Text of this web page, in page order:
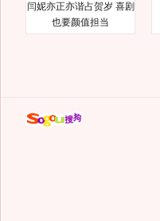
闫妮亦正亦谐占贺岁 喜剧
也要颜值担当